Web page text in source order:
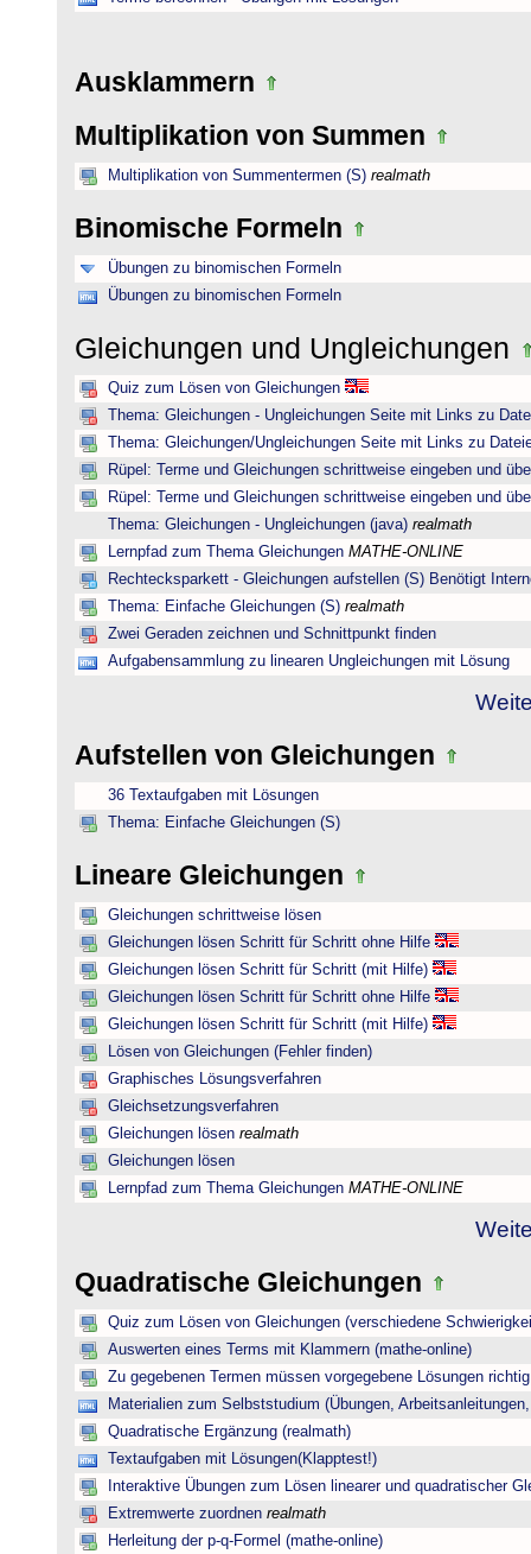
Ausklammern
Multiplikation von Summen
Multiplikation von Summentermen (S) realmath
Binomische Formeln
Übungen zu binomischen Formeln
Übungen zu binomischen Formeln
Gleichungen und Ungleichungen
Quiz zum Lösen von Gleichungen
Thema: Gleichungen - Ungleichungen Seite mit Links zu
Thema: Gleichungen/Ungleichungen Seite mit Links zu
Rüpel: Terme und Gleichungen schrittweise eingeben und
Rüpel: Terme und Gleichungen schrittweise eingeben und
Thema: Gleichungen - Ungleichungen (java) realmath
Lernpfad zum Thema Gleichungen MATHE-ONLINE
Rechtecksparkett - Gleichungen aufstellen (S) Benötigt
Thema: Einfache Gleichungen (S) realmath
Zwei Geraden zeichnen und Schnittpunkt finden
Aufgabensammlung zu linearen Ungleichungen mit Lösung
Aufstellen von Gleichungen
36 Textaufgaben mit Lösungen
Thema: Einfache Gleichungen (S)
Lineare Gleichungen
Gleichungen schrittweise lösen
Gleichungen lösen Schritt für Schritt ohne Hilfe
Gleichungen lösen Schritt für Schritt (mit Hilfe)
Gleichungen lösen Schritt für Schritt ohne Hilfe
Gleichungen lösen Schritt für Schritt (mit Hilfe)
Lösen von Gleichungen (Fehler finden)
Graphisches Lösungsverfahren
Gleichsetzungsverfahren
Gleichungen lösen realmath
Gleichungen lösen
Lernpfad zum Thema Gleichungen MATHE-ONLINE
Quadratische Gleichungen
Quiz zum Lösen von Gleichungen (verschiedene
Auswerten eines Terms mit Klammern (mathe-online)
Zu gegebenen Termen müssen vorgegebene Lösungen
Materialien zum Selbststudium (Übungen,
Quadratische Ergänzung (realmath)
Textaufgaben mit Lösungen(Klapptest!)
Interaktive Übungen zum Lösen linearer und quadratischer
Extremwerte zuordnen realmath
Herleitung der p-q-Formel (mathe-online)